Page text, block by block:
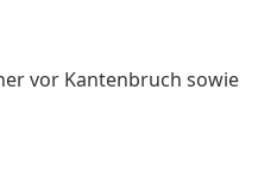
vor Kantenbruch sowie